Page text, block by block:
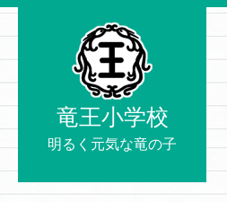
竜王小学校
明るく元気な竜の子